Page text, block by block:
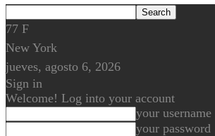
77 F
New York
jueves, agosto 6, 2026
Sign in
Welcome! Log into your account
your username
your password